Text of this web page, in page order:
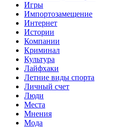
Игры
Импортозамещение
Интернет
Истории
Компании
Криминал
Культура
Лайфхаки
Летние виды спорта
Личный счет
Люди
Места
Мнения
Мода